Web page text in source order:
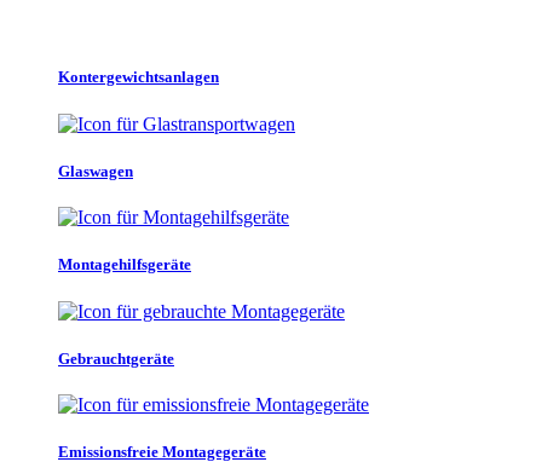
Kontergewichtsanlagen
Glaswagen
Montagehilfsgeräte
Gebrauchtgeräte
Emissionsfreie Montagegeräte